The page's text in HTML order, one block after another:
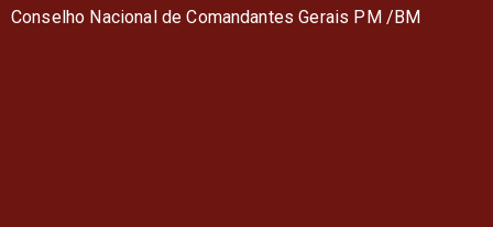
Conselho Nacional de Comandantes Gerais PM /BM